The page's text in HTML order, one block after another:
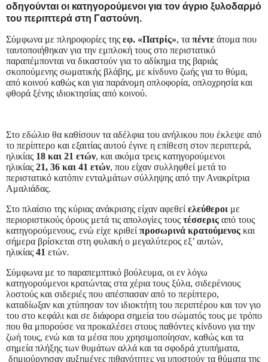
οδηγούνται οι κατηγορούμενοι για τον άγριο ξυλοδαρμό
του περιπτερά στη Γαστούνη.
Σύμφωνα με πληροφορίες της εφ. «Πατρίς», τα πέντε άτομα που
ταυτοποιήθηκαν για την εμπλοκή τους στο περιστατικό
παραπέμπονται να δικαστούν για το αδίκημα της βαριάς
σκοπούμενης σωματικής βλάβης, με κίνδυνο ζωής για το θύμα,
από κοινού καθώς και για παράνομη οπλοφορία, οπλοχρησία και
φθορά ξένης ιδιοκτησίας από κοινού.
Στο εδώλιο θα καθίσουν τα αδέλφια του ανήλικου που έκλεψε από
το περίπτερο και εξαιτίας αυτού έγινε η επίθεση στον περιπτερά,
ηλικίας 18 και 21 ετών, και ακόμα τρεις κατηγορούμενοι
ηλικίας 21, 36 και 41 ετών, που είχαν συλληφθεί μετά το
περιστατικό κατόπιν ενταλμάτων σύλληψης από την Ανακρίτρια
Αμαλιάδας.
Στο πλαίσιο της κύριας ανάκρισης είχαν αφεθεί ελεύθεροι με
περιοριστικούς όρους μετά τις απολογίες τους τέσσερις από τους
κατηγορούμενους, ενώ είχε κριθεί προσωρινά κρατούμενος και
σήμερα βρίσκεται στη φυλακή ο μεγαλύτερος εξ’ αυτών,
ηλικίας 41 ετών.
Σύμφωνα με το παραπεμπτικό βούλευμα, οι εν λόγω
κατηγορούμενοι κρατώντας στα χέρια τους ξύλα, σιδερένιους
λοστούς και σιδεριές που απέσπασαν από το περίπτερο,
καταδίωξαν και χτύπησαν τον ιδιοκτήτη του περιπτέρου και τον γιο
του στο κεφάλι και σε διάφορα σημεία του σώματός τους με τρόπο
που θα μπορούσε να προκαλέσει στους παθόντες κίνδυνο για την
ζωή τους, ενώ και τα μέσα που χρησιμοποίησαν, καθώς και τα
σημεία πλήξης των θυμάτων αλλά και τα σφοδρά χτυπήματα,
δημιούργησαν αυξημένες πιθανότητες να υποστούν τα θύματα της